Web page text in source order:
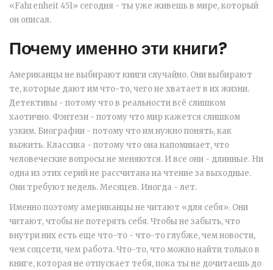
«Fahrenheit 451» сегодня - ты уже живешь в мире, который
он описал.
Почему именно эти книги?
Американцы не выбирают книги случайно. Они выбирают
те, которые дают им что-то, чего не хватает в их жизни.
Детективы - потому что в реальности всё слишком
хаотично. Фэнтези - потому что мир кажется слишком
узким. Биографии - потому что им нужно понять, как
выжить. Классика - потому что она напоминает, что
человеческие вопросы не меняются. И все они - длинные. Ни
одна из этих серий не рассчитана на чтение за выходные.
Они требуют недель. Месяцев. Иногда - лет.
Именно поэтому американцы не читают «для себя». Они
читают, чтобы не потерять себя. Чтобы не забыть, что
внутри них есть еще что-то - что-то глубже, чем новости,
чем соцсети, чем работа. Что-то, что можно найти только в
книге, которая не отпускает тебя, пока ты не дочитаешь до